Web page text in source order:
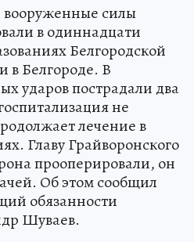
силы
в одиннадцати
Белгородской
в Белгороде. В
ударов пострадали два
не
лечение в
Главу Грайворонского
прооперировали, он
Об этом сообщил
обязанности
Шуваев.